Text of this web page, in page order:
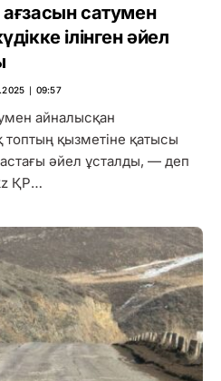
сатумен
ілінген әйел
∣ 09:57
айналысқан
қызметіне қатысы
әйел ұсталды, — деп
ҚР…